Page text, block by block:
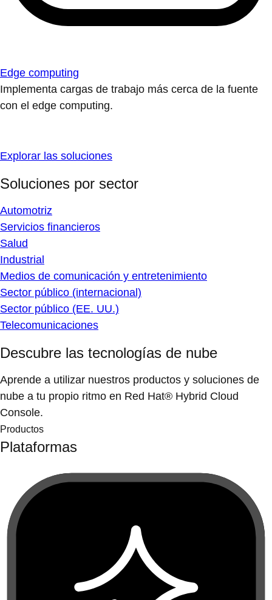
Edge computing
Implementa cargas de trabajo más cerca de la fuente
con el edge computing.
Explorar las soluciones
Soluciones por sector
Automotriz
Servicios financieros
Salud
Industrial
Medios de comunicación y entretenimiento
Sector público (internacional)
Sector público (EE. UU.)
Telecomunicaciones
Descubre las tecnologías de nube
Aprende a utilizar nuestros productos y soluciones de
nube a tu propio ritmo en Red Hat® Hybrid Cloud
Console.
Productos
Plataformas